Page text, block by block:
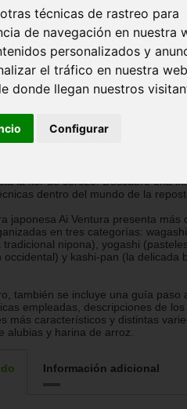
técnicas de rastreo para
de navegación en nuestra
personalizados y
el tráfico en nuestra
donde llegan nuestros
Configurar
Postres
>Oriental
japonesa
japoneses combinan lo mejor de la
europea y estadounidense.
la flor de cerezo. Descubre una
dentro del mundo de la
japonesa Ai Ventura presenta más
en tres categorías: wagashi
tradicional nipona), yogashi
occidental) y kashi-pan (la delicada
también se incluye una guía paso
empleadas, descripciones de los
más característicos y distintas
alubias y harina de arroz.
Información adicional